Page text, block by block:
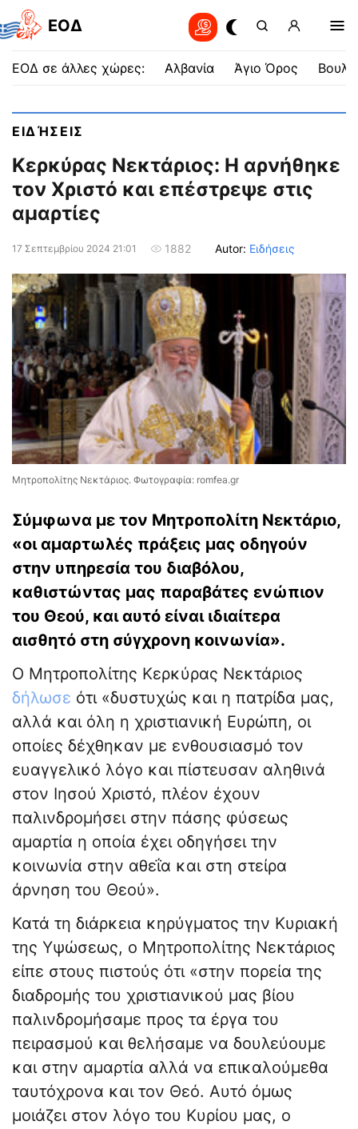
EOΔ
ΕΟΔ σε άλλες χώρες: Αλβανία Άγιο Όρος
ΕΙΔΉΣΕΙΣ
Κερκύρας Νεκτάριος: Η αρνήθηκε
τον Χριστό και επέστρεψε στις
αμαρτίες
17 Σεπτεμβρίου 2024 21:01 1882 Autor: Ειδήσεις
Μητροπολίτης Νεκτάριος. Φωτογραφία: romfea.gr
Σύμφωνα με τον Μητροπολίτη Νεκτάριο,
«οι αμαρτωλές πράξεις μας οδηγούν
στην υπηρεσία του διαβόλου,
καθιστώντας μας παραβάτες ενώπιον
του Θεού, και αυτό είναι ιδιαίτερα
αισθητό στη σύγχρονη κοινωνία».
Ο Μητροπολίτης Κερκύρας Νεκτάριος
δήλωσε ότι «δυστυχώς και η πατρίδα μας,
αλλά και όλη η χριστιανική Ευρώπη, οι
οποίες δέχθηκαν με ενθουσιασμό τον
ευαγγελικό λόγο και πίστευσαν αληθινά
στον Ιησού Χριστό, πλέον έχουν
παλινδρομήσει στην πάσης φύσεως
αμαρτία η οποία έχει οδηγήσει την
κοινωνία στην αθεΐα και στη στείρα
άρνηση του Θεού».
Κατά τη διάρκεια κηρύγματος την Κυριακή
της Υψώσεως, ο Μητροπολίτης Νεκτάριος
είπε στους πιστούς ότι «στην πορεία της
διαδρομής του χριστιανικού μας βίου
παλινδρομήσαμε προς τα έργα του
πειρασμού και θελήσαμε να δουλεύουμε
και στην αμαρτία αλλά να επικαλούμεθα
ταυτόχρονα και τον Θεό. Αυτό όμως
μοιάζει στον λόγο του Κυρίου μας, ο